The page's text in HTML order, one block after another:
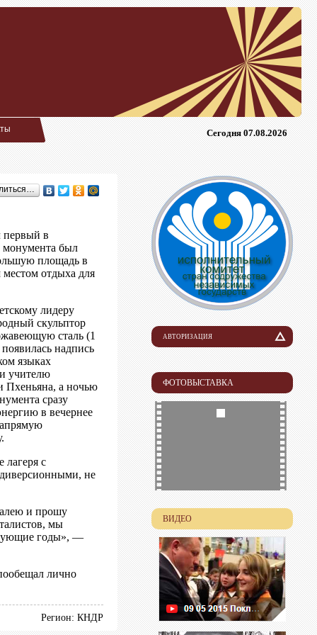
Сегодня 07.08.2026
первый в
монумента был
площадь в
отдыха для
лидеру
скульптор
сталь (1
надпись
языках
учителю
Пхеньяна, а ночью
сразу
в вечернее
с
диверсионными, не
и прошу
мы
годы», —
лично
Регион: КНДР
АВТОРИЗАЦИЯ
Логин
Пароль
ФОТОВЫСТАВКА
ВИДЕО